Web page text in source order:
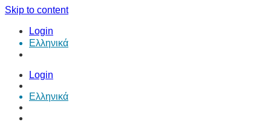
Skip to content
Login
Ελληνικά
Login
Ελληνικά